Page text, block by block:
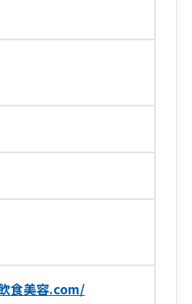
食美容.com/